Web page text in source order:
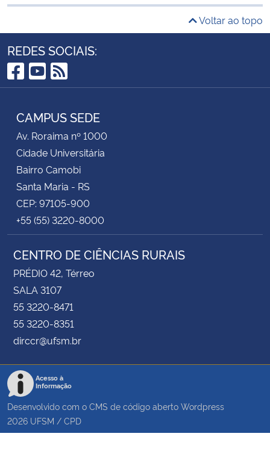
Voltar ao topo
REDES SOCIAIS:
Facebook
YouTube
RSS
CAMPUS SEDE
Av. Roraima nº 1000
Cidade Universitária
Bairro Camobi
Santa Maria - RS
CEP: 97105-900
+55 (55) 3220-8000
CENTRO DE CIÊNCIAS RURAIS
PRÉDIO 42, Térreo
SALA 3107
55 3220-8471
55 3220-8351
dirccr@ufsm.br
Acesso à
Informação
Desenvolvido com o CMS de código aberto Wordpress
2026 UFSM / CPD